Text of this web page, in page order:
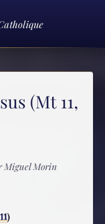
(Mt 11,
Miguel Morin
)